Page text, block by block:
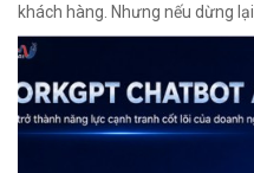
khách hàng. Nhưng nếu dừng